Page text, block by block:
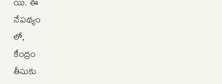
నేపథ్యం
లో,
కేంద్రం
తీసుకు